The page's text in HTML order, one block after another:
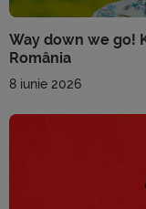
Way down we go!
România
8 iunie 2026